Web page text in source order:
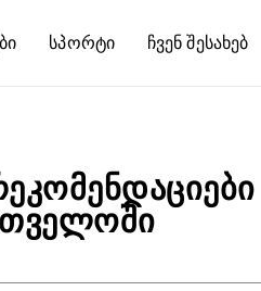
Სპორტი Ჩვენ Შესახებ